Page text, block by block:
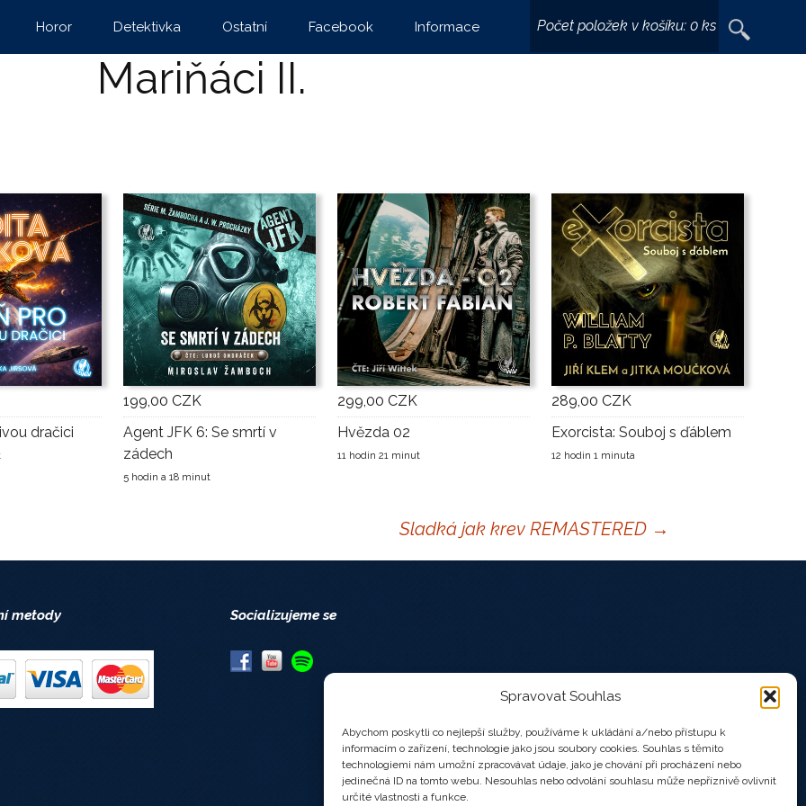
Spravovat Souhlas
Abychom poskytli co nejlepší služby, používáme k ukládání a/nebo přístupu k
informacím o zařízení, technologie jako jsou soubory cookies. Souhlas s těmito
technologiemi nám umožní zpracovávat údaje, jako je chování při procházení nebo
jedinečná ID na tomto webu. Nesouhlas nebo odvolání souhlasu může nepříznivě ovlivnit
určité vlastnosti a funkce.
Horor Detektivka Ostatní Facebook Informace Počet položek v košíku: 0 ks
Mariňáci II.
dračici
199,00 CZK
Agent JFK 6: Se smrtí v
zádech
5 hodin a 18 minut
299,00 CZK
Hvězda 02
11 hodin 21 minut
289,00 CZK
Exorcista: Souboj s ďáblem
12 hodin 1 minuta
Sladká jak krev REMASTERED →
metody Socializujeme se